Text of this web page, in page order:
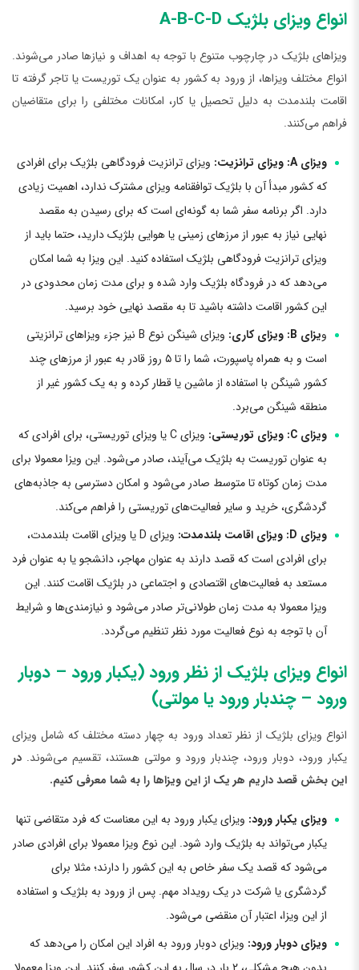
انواع ویزای بلژیک A-B-C-D
ویزاهای بلژیک در چارچوب متنوع با توجه به اهداف و نیازها صادر می‌شوند.
انواع مختلف ویزاها، از ورود به کشور به عنوان یک توریست یا تاجر گرفته تا
اقامت بلندمدت به دلیل تحصیل یا کار، امکانات مختلفی را برای متقاضیان
فراهم می‌کنند.
ویزای A: ویزای ترانزیت:
ویزای ترانزیت فرودگاهی بلژیک برای افرادی
که کشور مبدأ آن با بلژیک توافقنامه ویزای مشترک ندارد، اهمیت زیادی
دارد. اگر برنامه سفر شما به گونه‌ای است که برای رسیدن به مقصد
نهایی نیاز به عبور از مرزهای زمینی یا هوایی بلژیک دارید، حتما باید از
ویزای ترانزیت فرودگاهی بلژیک استفاده کنید. این ویزا به شما امکان
می‌دهد که در فرودگاه بلژیک وارد شده و برای مدت زمان محدودی در
این کشور اقامت داشته باشید تا به مقصد نهایی خود برسید.
ویزای B: ویزای کاری:
ویزای شینگن نوع B نیز جزء ویزاهای ترانزیتی
است و به همراه پاسپورت، شما را تا ۵ روز قادر به عبور از مرزهای چند
کشور شینگن با استفاده از ماشین یا قطار کرده و به یک کشور غیر از
منطقه شینگن می‌برد.
ویزای C: ویزای توریستی:
ویزای C یا ویزای توریستی، برای افرادی که
به عنوان توریست به بلژیک می‌آیند، صادر می‌شود. این ویزا معمولا برای
مدت زمان کوتاه تا متوسط صادر می‌شود و امکان دسترسی به جاذبه‌های
گردشگری، خرید و سایر فعالیت‌های توریستی را فراهم می‌کند.
ویزای D: ویزای اقامت بلندمدت:
ویزای D یا ویزای اقامت بلندمدت،
برای افرادی است که قصد دارند به عنوان مهاجر، دانشجو یا به عنوان فرد
مستعد به فعالیت‌های اقتصادی و اجتماعی در بلژیک اقامت کنند. این
ویزا معمولا به مدت زمان طولانی‌تر صادر می‌شود و نیازمندی‌ها و شرایط
آن با توجه به نوع فعالیت مورد نظر تنظیم می‌گردد.
انواع ویزای بلژیک از نظر ورود (یکبار ورود – دوبار
ورود – چندبار ورود یا مولتی)
انواع ویزای بلژیک از نظر تعداد ورود به چهار دسته مختلف که شامل ویزای
یکبار ورود، دوبار ورود، چندبار ورود و مولتی هستند، تقسیم می‌شوند. در
این بخش قصد داریم هر یک از این ویزاها را به شما معرفی کنیم.
ویزای یکبار ورود: ویزای یکبار ورود به این معناست که فرد متقاضی تنها
یکبار می‌تواند به بلژیک وارد شود. این نوع ویزا معمولا برای افرادی صادر
می‌شود که قصد یک سفر خاص به این کشور را دارند؛ مثلا برای
گردشگری یا شرکت در یک رویداد مهم. پس از ورود به بلژیک و استفاده
از این ویزا، اعتبار آن منقضی می‌شود.
ویزای دوبار ورود: ویزای دوبار ورود به افراد این امکان را می‌دهد که